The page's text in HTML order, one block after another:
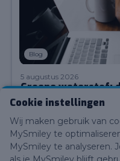
Cookie instellingen
Wij maken gebruik van
MySmiley te
MySmiley te analyseren.
Blog
5 augustus 2026
Groene waterstof:
CO2-neutrale
op weg naar
De transitie naar een
Lees meer